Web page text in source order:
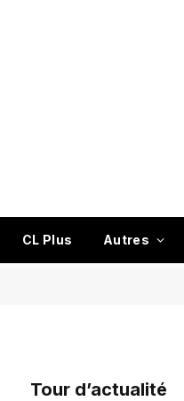
CL Plus Autres
Tour d’actualité